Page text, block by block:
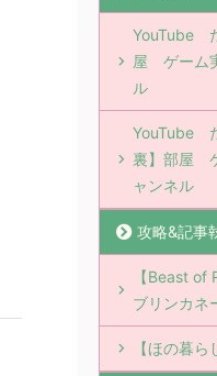
YouTube
屋 ゲーム
ル
YouTube
裏】部屋
ャンネル
攻略&記事
【Beast of
ブリンカネ
【ほの暮